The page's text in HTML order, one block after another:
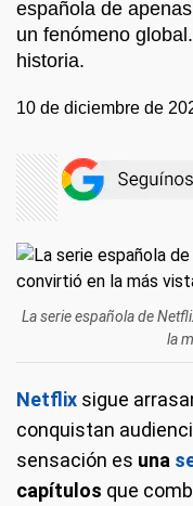
española de
un fenómeno
historia.
10 de diciembre de
La serie española de
la
Netflix sigue
conquistan
sensación es una
capítulos que